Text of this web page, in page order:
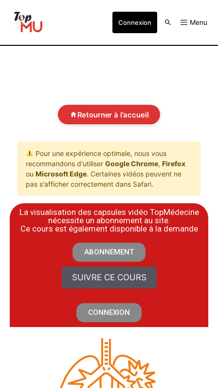
Connexion Menu
Retourner à l'accueil
Pour une expérience optimale, nous vous
recommandons d'utiliser Google Chrome, Firefox
ou Microsoft Edge. Certaines vidéos peuvent ne
pas s'afficher correctement dans Safari.
La visualisation des capsules vidéo TopMédecine
nécessite un abonnement au site.
​Ce cours est également disponible à la demande
ABONNEMENT
SUIVRE CE COURS
CONNEXION